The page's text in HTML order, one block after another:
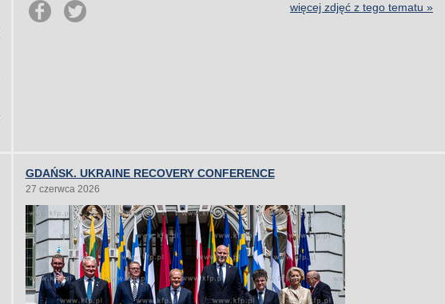
więcej zdjęć z tego tematu »
GDAŃSK. UKRAINE RECOVERY CONFERENCE
27 czerwca 2026